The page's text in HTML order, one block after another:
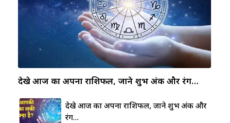
देखे आज का अपना राशिफल, जाने शुभ अंक और रंग…
देखे आज का अपना राशिफल, जाने शुभ अंक और
रंग…